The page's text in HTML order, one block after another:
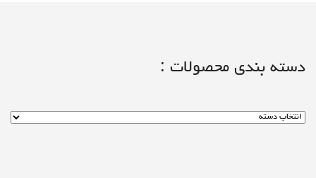
دسته بندی محصولات :